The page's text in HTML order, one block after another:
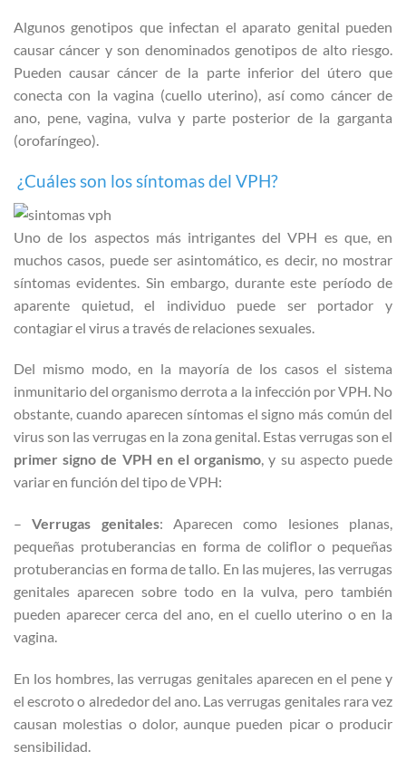
Algunos genotipos que infectan el aparato genital pueden
causar cáncer y son denominados genotipos de alto riesgo.
Pueden causar cáncer de la parte inferior del útero que
conecta con la vagina (cuello uterino), así como cáncer de
ano, pene, vagina, vulva y parte posterior de la garganta
(orofaríngeo).
¿Cuáles son los síntomas del VPH?
Uno de los aspectos más intrigantes del VPH es que, en
muchos casos, puede ser asintomático, es decir, no mostrar
síntomas evidentes. Sin embargo, durante este período de
aparente quietud, el individuo puede ser portador y
contagiar el virus a través de relaciones sexuales.
Del mismo modo, en la mayoría de los casos el sistema
inmunitario del organismo derrota a la infección por VPH. No
obstante, cuando aparecen síntomas el signo más común del
virus son las verrugas en la zona genital. Estas verrugas son el
primer signo de VPH en el organismo, y su aspecto puede
variar en función del tipo de VPH:
–Verrugas genitales: Aparecen como lesiones planas,
pequeñas protuberancias en forma de coliflor o pequeñas
protuberancias en forma de tallo. En las mujeres, las verrugas
genitales aparecen sobre todo en la vulva, pero también
pueden aparecer cerca del ano, en el cuello uterino o en la
vagina.
En los hombres, las verrugas genitales aparecen en el pene y
el escroto o alrededor del ano. Las verrugas genitales rara vez
causan molestias o dolor, aunque pueden picar o producir
sensibilidad.